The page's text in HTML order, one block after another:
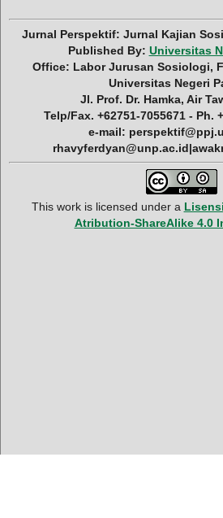
Jurnal Perspektif: Jurnal Kajian
Published By: Universitas
Office: Labor Jurusan Sosiologi,
Universitas Negeri
Jl. Prof. Dr. Hamka, Air
Telp/Fax. +62751-7055671 - Ph.
e-mail:
This work is licensed under a
Atribution-ShareAlike 4.0